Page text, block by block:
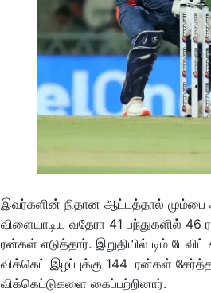
இவர்களின் நிதான ஆட்டத்தால் மும்பை
விளையாடிய வதேரா 41 பந்துகளில்
ரன்கள் எடுத்தார். இறுதியில் டிம்
விக்கெட் இழப்புக்கு 144 ரன்கள்
விக்கெட்டுகளை கைப்பற்றினார்.